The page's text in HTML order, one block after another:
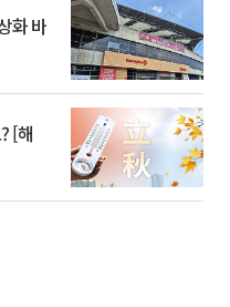
화 바
[해